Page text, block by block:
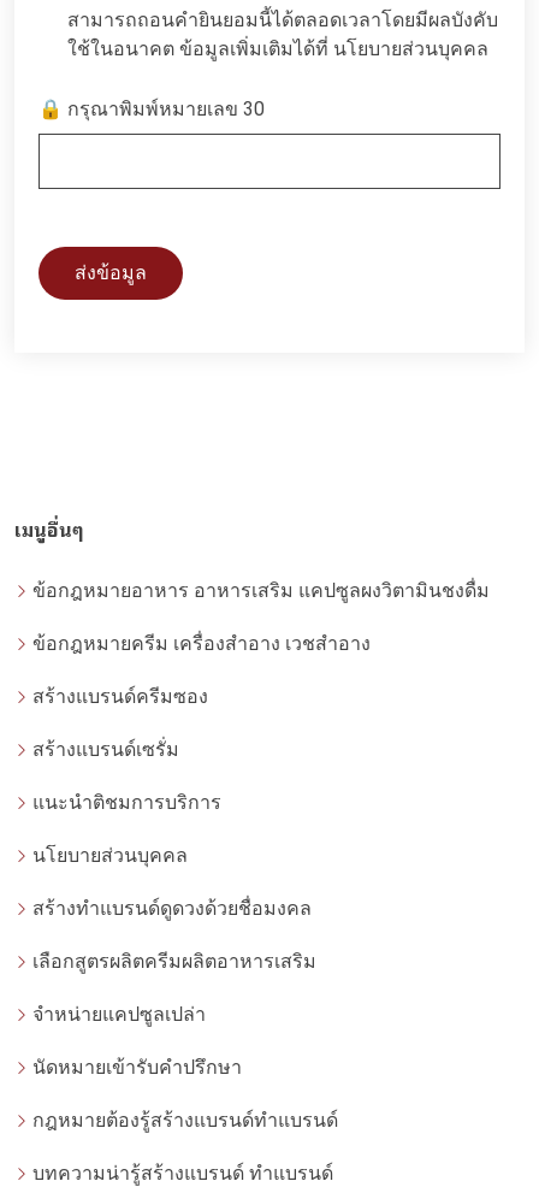
สามารถถอนคำยินยอมนี้ได้ตลอดเวลาโดยมีผลบังคับ
ใช้ในอนาคต ข้อมูลเพิ่มเติมได้ที่ นโยบายส่วนบุคคล
🔒 กรุณาพิมพ์หมายเลข 30
ส่งข้อมูล
เมนูอื่นๆ
ข้อกฎหมายอาหาร อาหารเสริม แคปซูลผงวิตามินชงดื่ม
ข้อกฎหมายครีม เครื่องสำอาง เวชสำอาง
สร้างแบรนด์ครีมซอง
สร้างแบรนด์เซรั่ม
แนะนำติชมการบริการ
นโยบายส่วนบุคคล
สร้างทำแบรนด์ดูดวงด้วยชื่อมงคล
เลือกสูตรผลิตครีมผลิตอาหารเสริม
จำหน่ายแคปซูลเปล่า
นัดหมายเข้ารับคำปรึกษา
กฎหมายต้องรู้สร้างแบรนด์ทำแบรนด์
บทความน่ารู้สร้างแบรนด์ ทำแบรนด์